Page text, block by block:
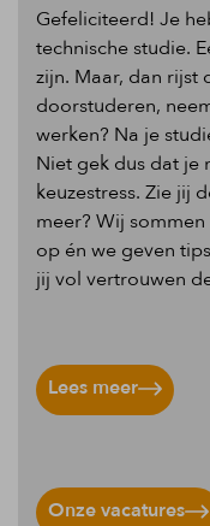
Gefeliciteerd! Je
technische studie.
zijn. Maar, dan rijst
doorstuderen,
werken? Na je
Niet gek dus dat je
keuzestress. Zie jij
meer? Wij
op én we geven
jij vol vertrouwen
Lees meer
Onze vacatures